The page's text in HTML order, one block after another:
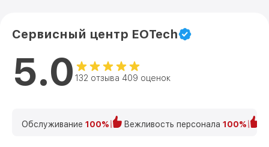
Сервисный центр EOTech
5.0 132 отзыва 409 оценок
Обслуживание 100% Вежливость персонала 100%